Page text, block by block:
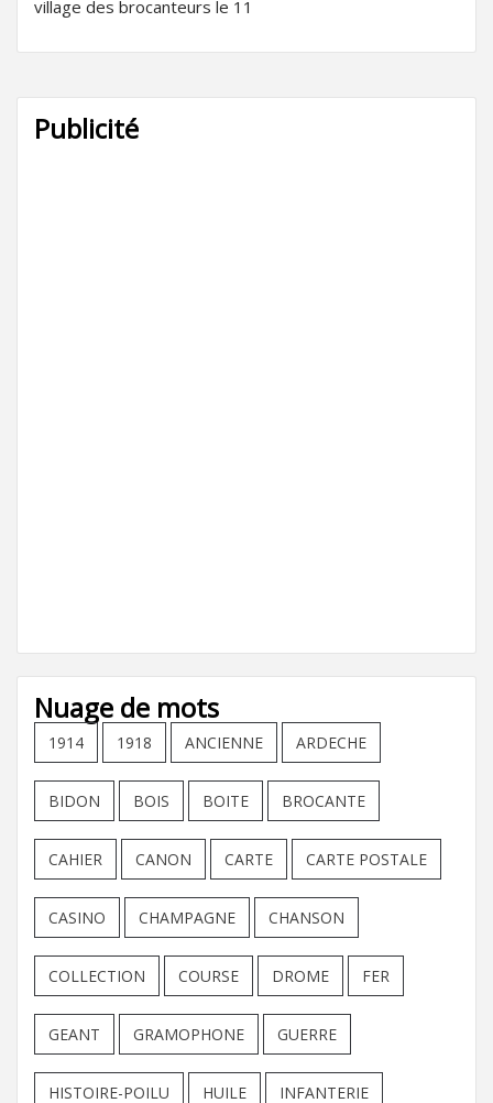
village des brocanteurs le 11
Publicité
Nuage de mots
1914 1918 ANCIENNE ARDECHE
BIDON BOIS BOITE BROCANTE
CAHIER CANON CARTE CARTE POSTALE
CASINO CHAMPAGNE CHANSON
COLLECTION COURSE DROME FER
GEANT GRAMOPHONE GUERRE
HISTOIRE-POILU HUILE INFANTERIE